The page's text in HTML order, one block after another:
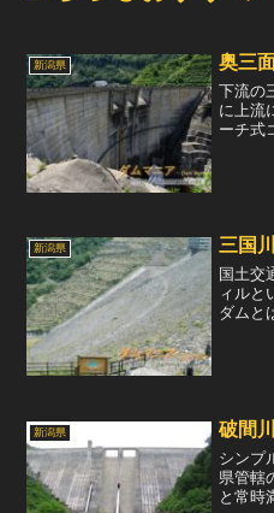
新潟県 奥三
下流の
に上流
ーチ式
新潟県 三国
国土交
ィルと
ダムと
新潟県 破間
シンプ
県管轄
と常時